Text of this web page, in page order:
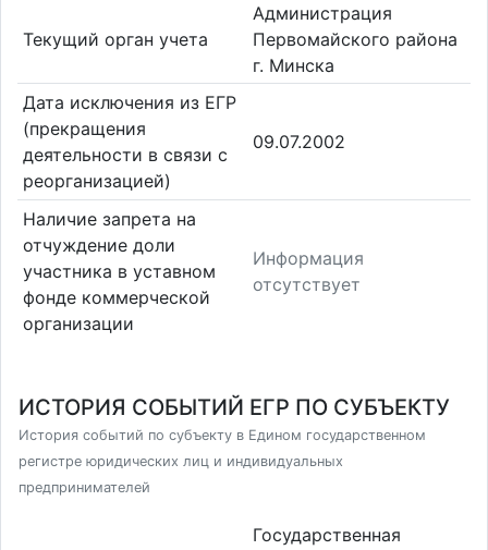
Текущий орган учета
Администрация
Первомайского района
г. Минска
Дата исключения из ЕГР
(прекращения
деятельности в связи с
реорганизацией)
09.07.2002
Наличие запрета на
отчуждение доли
участника в уставном
фонде коммерческой
организации
Информация
отсутствует
ИСТОРИЯ СОБЫТИЙ ЕГР ПО СУБЪЕКТУ
История событий по субъекту в Едином государственном
регистре юридических лиц и индивидуальных
предпринимателей
Государственная